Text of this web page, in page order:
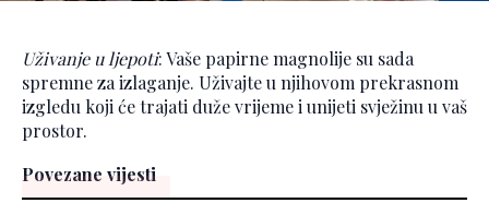
Uživanje u ljepoti: Vaše papirne magnolije su sada
spremne za izlaganje. Uživajte u njihovom prekrasnom
izgledu koji će trajati duže vrijeme i unijeti svježinu u vaš
prostor.
Povezane vijesti